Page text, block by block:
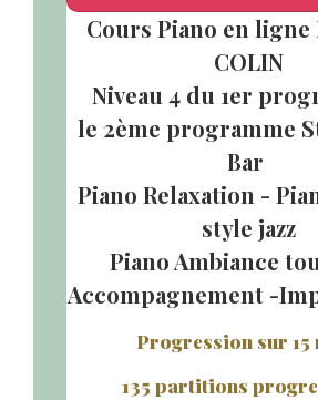
Cours Piano en ligne
COLIN
Niveau 4 du 1er
le 2ème programme
Bar
Piano Relaxation -
style jazz
Piano Ambiance
Accompagnement -
Progression sur 15
135 partitions